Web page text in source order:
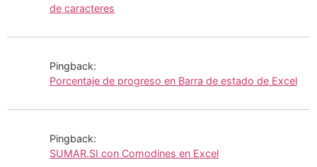
de caracteres
Pingback:
Porcentaje de progreso en Barra de estado de Excel
Pingback:
SUMAR.SI con Comodines en Excel